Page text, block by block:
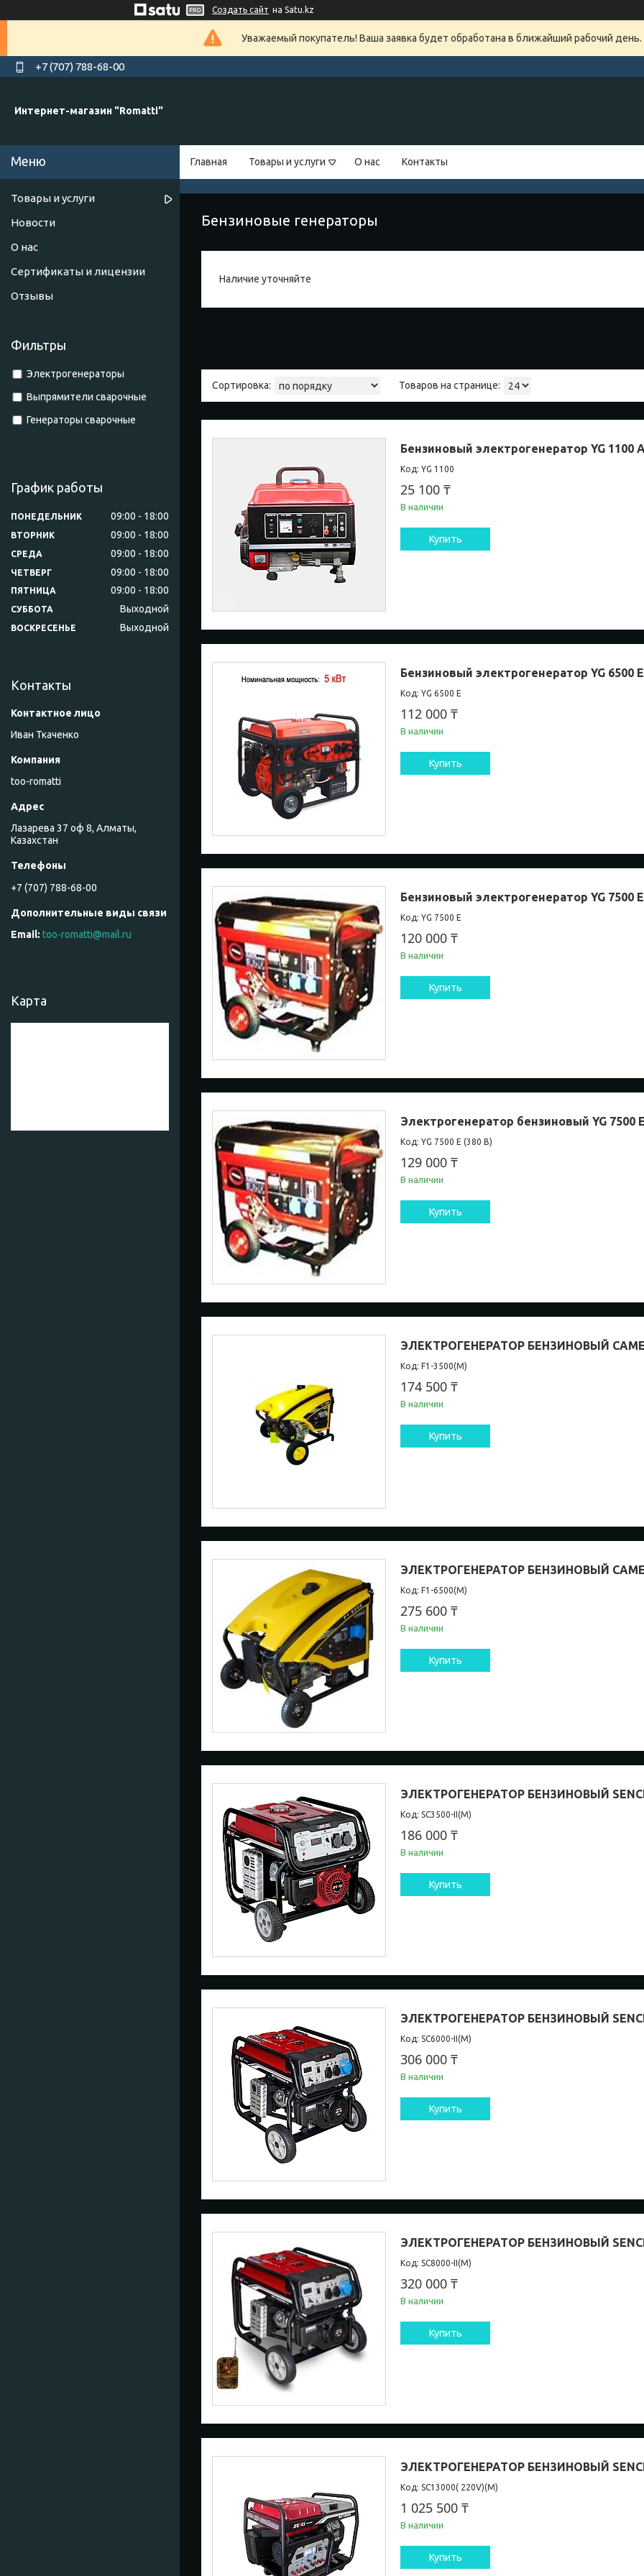
Создать сайт на Satu.kz
Уважаемый покупатель! Ваша заявка будет обработана в ближайший рабочий
+7 (707) 788-68-00
Интернет-магазин "Romatti"
Главная Товары и услуги О нас Контакты
Бензиновые генераторы
Наличие уточняйте
Бензиновый электрогенератор YG 1100
YG 1100
25 100 ₸
В наличии
Купить
Бензиновый электрогенератор YG 6500
YG 6500 E
112 000 ₸
В наличии
Купить
Бензиновый электрогенератор YG 7500
YG 7500 E
120 000 ₸
В наличии
Купить
Электрогенератор бензиновый YG 7500
YG 7500 E (380 В)
129 000 ₸
В наличии
Купить
ЭЛЕКТРОГЕНЕРАТОР БЕНЗИНОВЫЙ
F1-3500(М)
174 500 ₸
В наличии
Купить
ЭЛЕКТРОГЕНЕРАТОР БЕНЗИНОВЫЙ
F1-6500(М)
275 600 ₸
В наличии
Купить
ЭЛЕКТРОГЕНЕРАТОР БЕНЗИНОВЫЙ SENCI
SC3500-II(М)
186 000 ₸
В наличии
Купить
ЭЛЕКТРОГЕНЕРАТОР БЕНЗИНОВЫЙ SENCI
SC6000-II(М)
306 000 ₸
В наличии
Купить
ЭЛЕКТРОГЕНЕРАТОР БЕНЗИНОВЫЙ SENCI
SC8000-II(М)
320 000 ₸
В наличии
Купить
ЭЛЕКТРОГЕНЕРАТОР БЕНЗИНОВЫЙ SENCI
SC13000( 220V)(М)
1 025 500 ₸
В наличии
Купить
Товары и услуги
Новости
О нас
Сертификаты и лицензии
Отзывы
Фильтры
Электрогенераторы
Выпрямители сварочные
Генераторы сварочные
График работы
ПОНЕДЕЛЬНИК 09:00 18:00
ВТОРНИК 09:00 18:00
СРЕДА 09:00 18:00
ЧЕТВЕРГ 09:00 18:00
ПЯТНИЦА 09:00 18:00
СУББОТА Выходной
ВОСКРЕСЕНЬЕ Выходной
Контакты
Иван Ткаченко
too-romatti
Лазарева 37 оф 8, Алматы,
Казахстан
+7 (707) 788-68-00
too-romatti@mail.ru
Карта